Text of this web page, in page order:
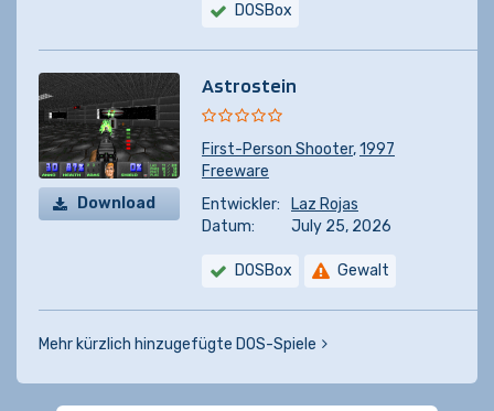
DOSBox
Download
Astrostein
First-Person Shooter,1997
Freeware
Entwickler:
Laz Rojas
Datum:
July 25, 2026
DOSBox Gewalt
Mehr kürzlich hinzugefügte DOS-Spiele